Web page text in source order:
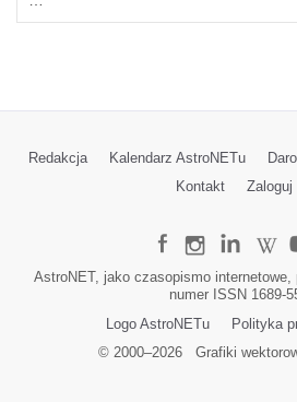
Redakcja Kalendarz AstroNETu
Kontakt
Zaloguj
AstroNET, jako czasopismo internetowe,
numer ISSN 1689-
Logo AstroNETu
Polityka
© 2000–2026Grafiki